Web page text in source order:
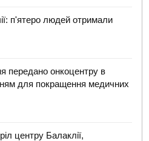
п'ятеро людей отримали
передано онкоцентру в
для покращення медичних
центру Балаклії,